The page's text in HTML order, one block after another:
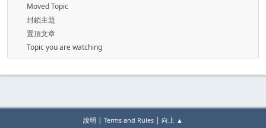
Moved Topic
封鎖主題
置頂文章
Topic you are watching
說明 | Terms and Rules | 向上 ▲